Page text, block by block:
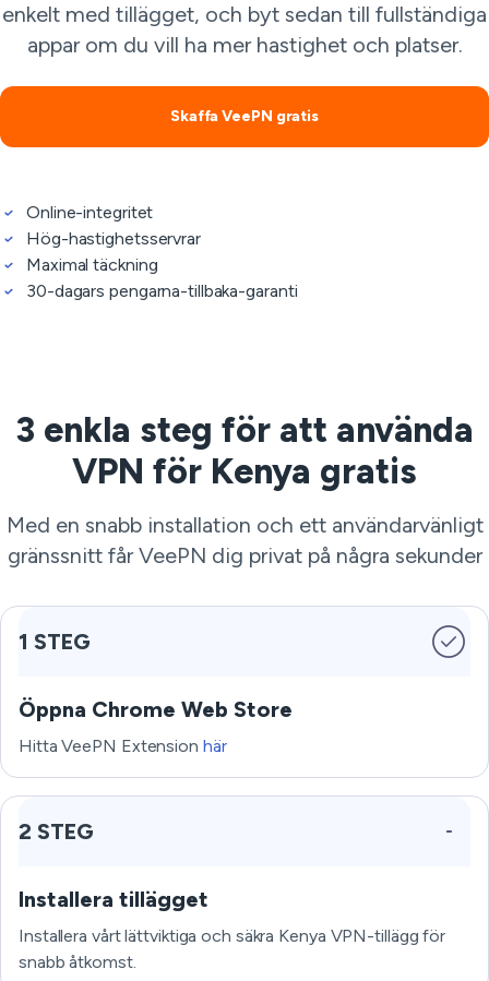
enkelt med tillägget, och byt sedan till fullständiga
appar om du vill ha mer hastighet och platser.
Skaffa VeePN gratis
Online-integritet
Hög-hastighetsservrar
Maximal täckning
30-dagars pengarna-tillbaka-garanti
3 enkla steg för att använda
VPN för Kenya gratis
Med en snabb installation och ett användarvänligt
gränssnitt får VeePN dig privat på några sekunder
1 STEG
Öppna Chrome Web Store
Hitta VeePN Extension här
2 STEG
Installera tillägget
Installera vårt lättviktiga och säkra Kenya VPN-tillägg för
snabb åtkomst.